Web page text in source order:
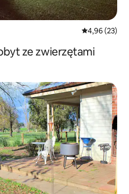
Średnia
4,96 (23)
ze zwierzętami
Wybór gości